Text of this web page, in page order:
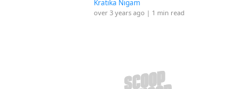
Kratika Nigam
over 3 years ago | 1 min read